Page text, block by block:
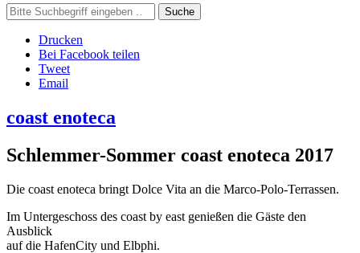
Suche
Drucken
Bei Facebook teilen
Tweet
Email
coast enoteca
Schlemmer-Sommer coast enoteca 2017
Die coast enoteca bringt Dolce Vita an die Marco-Polo-Terrassen.
Im Untergeschoss des coast by east genießen die Gäste den
Ausblick
auf die HafenCity und Elbphi.